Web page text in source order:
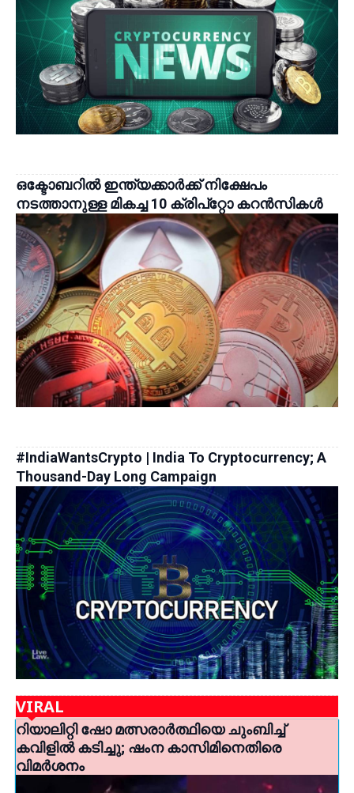
ഒക്ടോബറിൽ ഇന്ത്യക്കാർക്ക് നിക്ഷേപം
നടത്താനുള്ള മികച്ച 10 ക്രിപ്‌റ്റോ കറൻസികൾ
#IndiaWantsCrypto | India To Cryptocurrency; A
Thousand-Day Long Campaign
VIRAL
റിയാലിറ്റി ഷോ മത്സരാര്‍ത്ഥിയെ ചുംബിച്ച്
കവിളില്‍ കടിച്ചു; ഷംന കാസിമിനെതിരെ
വിമര്‍ശനം